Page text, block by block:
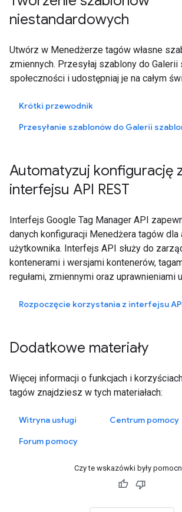
niestandardowych
Utwórz w Menedżerze tagów własne
zmiennych. Przesyłaj szablony do
społeczności i udostępniaj je na całym
Krótki przewodnik
Automatyzuj konfigurację
interfejsu API REST
Interfejs Google Tag Manager API
danych konfiguracji Menedżera tagów
użytkownika. Interfejs API służy do
kontenerami i wersjami kontenerów,
regułami, zmiennymi oraz uprawnieniami
Rozpoczęcie korzystania z interfejsu API
Dodatkowe materiały
Więcej informacji o funkcjach i
tagów znajdziesz w tych materiałach:
Witryna usługi
Centrum pomocy
Forum pomocy
Czy te wskazówki były